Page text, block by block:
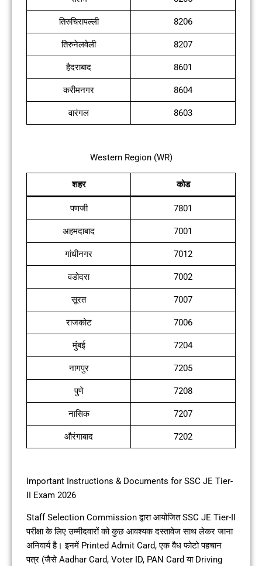
तिरुचिरापल्ली 8206
तिरुनेलवेली 8207
हैदराबाद 8601
करीमनगर 8604
वारंगल 8603
Western Region (WR)
शहर कोड
पणजी 7801
अहमदाबाद 7001
गांधीनगर 7012
वडोदरा 7002
सूरत 7007
राजकोट 7006
मुंबई 7204
नागपुर 7205
पुणे 7208
नासिक 7207
औरंगाबाद 7202
Important Instructions & Documents for SSC JE Tier-
II Exam 2026
Staff Selection Commission द्वारा आयोजित SSC JE Tier-II
परीक्षा के लिए उम्मीदवारों को कुछ आवश्यक दस्तावेज साथ लेकर जाना
अनिवार्य है। इनमें Printed Admit Card, एक वैध फोटो पहचान
पत्र (जैसे Aadhar Card, Voter ID, PAN Card या Driving